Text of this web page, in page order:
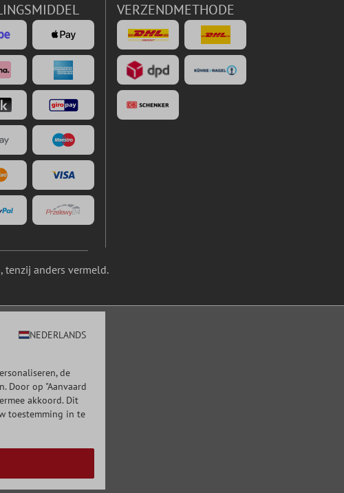
VERZENDMETHODE
tenzij anders vermeld.
NEDERLANDS
de
Door op "Aanvaard
akkoord. Dit
toestemming in te